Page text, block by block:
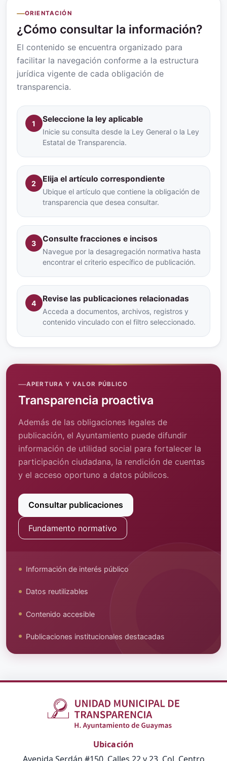
ORIENTACIÓN
¿Cómo consultar la información?
El contenido se encuentra organizado para
facilitar la navegación conforme a la estructura
jurídica vigente de cada obligación de
transparencia.
1 Seleccione la ley aplicable
Inicie su consulta desde la Ley General o la Ley
Estatal de Transparencia.
2 Elija el artículo correspondiente
Ubique el artículo que contiene la obligación de
transparencia que desea consultar.
3 Consulte fracciones e incisos
Navegue por la desagregación normativa hasta
encontrar el criterio específico de publicación.
4 Revise las publicaciones relacionadas
Acceda a documentos, archivos, registros y
contenido vinculado con el filtro seleccionado.
APERTURA Y VALOR PÚBLICO
Transparencia proactiva
Además de las obligaciones legales de
publicación, el Ayuntamiento puede difundir
información de utilidad social para fortalecer la
participación ciudadana, la rendición de cuentas
y el acceso oportuno a datos públicos.
Consultar publicaciones
Fundamento normativo
Información de interés público
Datos reutilizables
Contenido accesible
Publicaciones institucionales destacadas
Ubicación